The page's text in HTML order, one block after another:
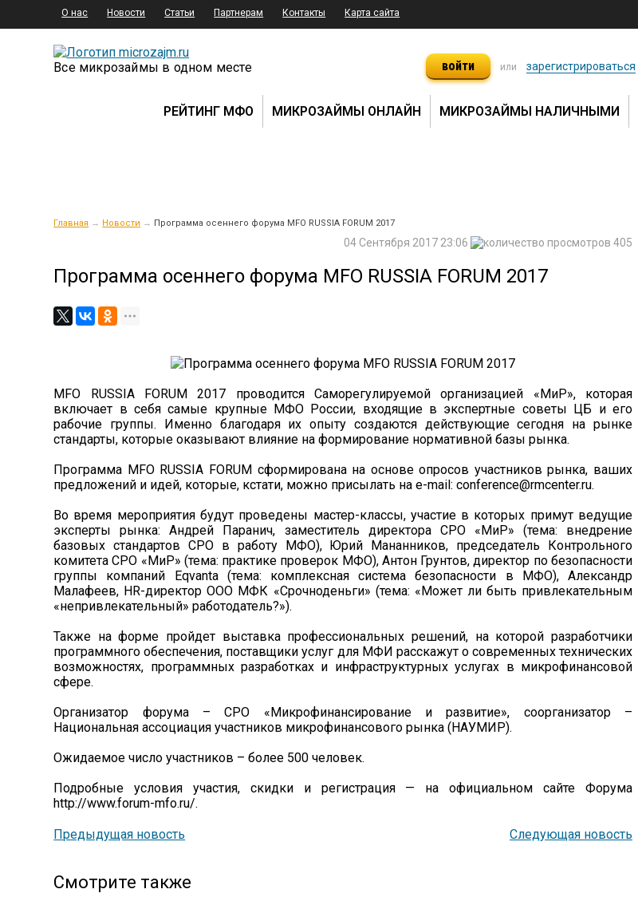
О нас Новости Статьи Партнерам Контакты Карта сайта
Все микрозаймы в одном месте войти или зарегистрироваться
РЕЙТИНГ МФО МИКРОЗАЙМЫ ОНЛАЙН МИКРОЗАЙМЫ НАЛИЧНЫМИ
Главная → Новости → Программа осеннего форума MFO RUSSIA FORUM 2017
405
04 Сентября 2017 23:06
Программа осеннего форума MFO RUSSIA FORUM 2017
MFO RUSSIA FORUM 2017 проводится Саморегулируемой организацией «МиР», которая
включает в себя самые крупные МФО России, входящие в экспертные советы ЦБ и его
рабочие группы. Именно благодаря их опыту создаются действующие сегодня на рынке
стандарты, которые оказывают влияние на формирование нормативной базы рынка.
Программа MFO RUSSIA FORUM сформирована на основе опросов участников рынка, ваших
предложений и идей, которые, кстати, можно присылать на e-mail: conference@rmcenter.ru.
Во время мероприятия будут проведены мастер-классы, участие в которых примут ведущие
эксперты рынка: Андрей Паранич, заместитель директора СРО «МиР» (тема: внедрение
базовых стандартов СРО в работу МФО), Юрий Мананников, председатель Контрольного
комитета СРО «МиР» (тема: практике проверок МФО), Антон Грунтов, директор по безопасности
группы компаний Eqvanta (тема: комплексная система безопасности в МФО), Александр
Малафеев, HR-директор ООО МФК «Срочноденьги» (тема: «Может ли быть привлекательным
«непривлекательный» работодатель?»).
Также на форме пройдет выставка профессиональных решений, на которой разработчики
программного обеспечения, поставщики услуг для МФИ расскажут о современных технических
возможностях, программных разработках и инфраструктурных услугах в микрофинансовой
сфере.
Организатор форума – СРО «Микрофинансирование и развитие», соорганизатор –
Национальная ассоциация участников микрофинансового рынка (НАУМИР).
Ожидаемое число участников – более 500 человек.
Подробные условия участия, скидки и регистрация — на официальном сайте Форума
http://www.forum-mfo.ru/.
Предыдущая новость Следующая новость
Смотрите также